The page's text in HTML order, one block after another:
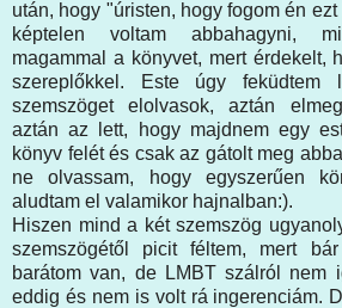
után, hogy "úristen, hogy fogom én
képtelen voltam abbahagyni,
magammal a könyvet, mert érdekelt,
szereplőkkel. Este úgy
szemszöget elolvasok, aztán
aztán az lett, hogy majdnem egy
könyv felét és csak az gátolt meg
ne olvassam, hogy egyszerűen
aludtam el valamikor hajnalban:).
Hiszen mind a két szemszög
szemszögétől picit féltem, mert
barátom van, de LMBT szálról nem
eddig és nem is volt rá ingerenciám.